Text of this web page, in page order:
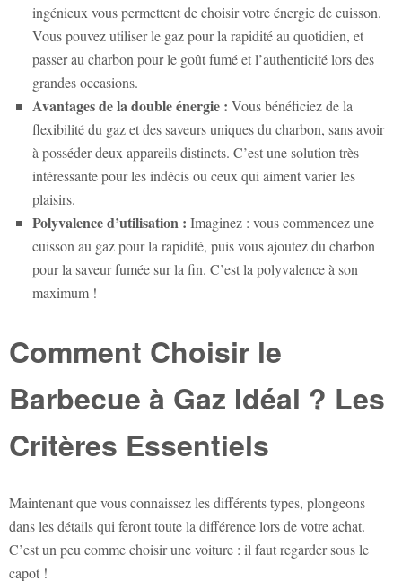
ingénieux vous permettent de choisir votre énergie de cuisson.
Vous pouvez utiliser le gaz pour la rapidité au quotidien, et
passer au charbon pour le goût fumé et l’authenticité lors des
grandes occasions.
Avantages de la double énergie : Vous bénéficiez de la
flexibilité du gaz et des saveurs uniques du charbon, sans avoir
à posséder deux appareils distincts. C’est une solution très
intéressante pour les indécis ou ceux qui aiment varier les
plaisirs.
Polyvalence d’utilisation : Imaginez : vous commencez une
cuisson au gaz pour la rapidité, puis vous ajoutez du charbon
pour la saveur fumée sur la fin. C’est la polyvalence à son
maximum !
Comment Choisir le
Barbecue à Gaz Idéal ? Les
Critères Essentiels
Maintenant que vous connaissez les différents types, plongeons
dans les détails qui feront toute la différence lors de votre achat.
C’est un peu comme choisir une voiture : il faut regarder sous le
capot !